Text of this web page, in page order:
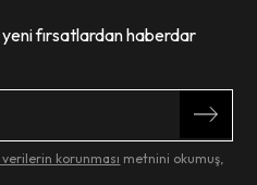
fırsatlardan haberdar
verilerin korunması metnini okumuş,